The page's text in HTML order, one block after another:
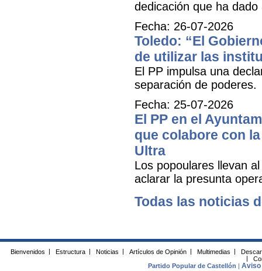
dedicación que ha
Fecha: 26-07-2026
Toledo: “El
de utilizar las
El PP impulsa una
separación de poderes.
Fecha: 25-07-2026
El PP en el
que colabore con
Ultra
Los popoulares llevan
aclarar la presunta
Todas las noticias
Bienvenidos Estructura Noticias Artículos de Opinión Multimedias
Partido Popular de Castellón
|Aviso